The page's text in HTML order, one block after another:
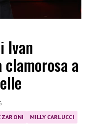
Ivan
clamorosa a
MILLY CARLUCCI